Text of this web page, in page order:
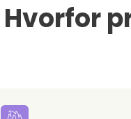
Hvorfor